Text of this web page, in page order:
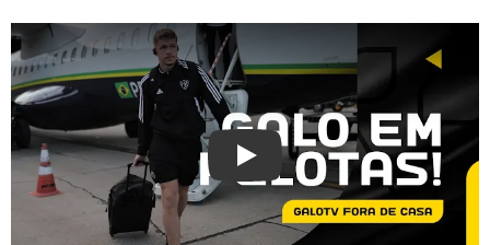
Play